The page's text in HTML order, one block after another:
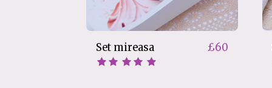
Set mireasa £60